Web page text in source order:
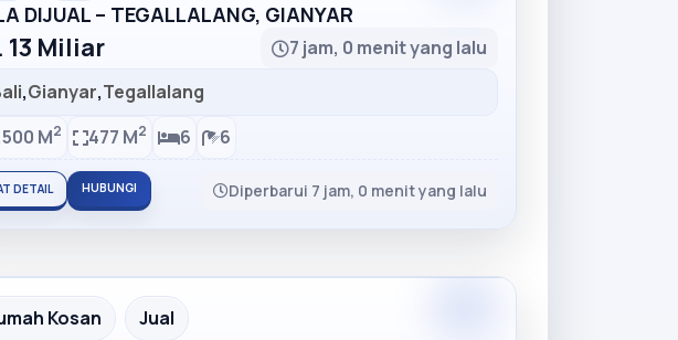
DIJUAL – TEGALLALANG, GIANYAR
13 Miliar
7 jam, 0 menit yang lalu
,Gianyar,Tegallalang
M2 477 M2 6 6
DETAIL HUBUNGI Diperbarui 7 jam, 0 menit yang lalu
Ad
Kosan Jual